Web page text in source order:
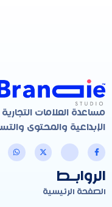
مساعدة العلامات
الإبداعية والمحتوى
الروابـط
الصفحة الرئيسية